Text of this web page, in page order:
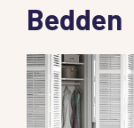
Bedden